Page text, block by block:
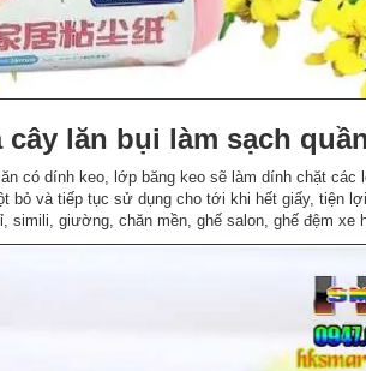
lăn bụi làm sạch
có dính keo, lớp băng keo sẽ làm dính chặt các
và tiếp tục sử dụng cho tới khi hết giấy, tiện
giường, chăn mền, ghế salon, ghế đệm xe